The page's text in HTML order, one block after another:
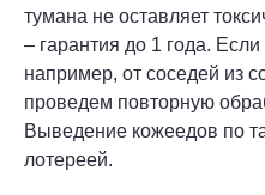
тумана не оставляет
– гарантия до 1 года.
например, от соседей из
проведем повторную
Выведение кожеедов по
лотереей.